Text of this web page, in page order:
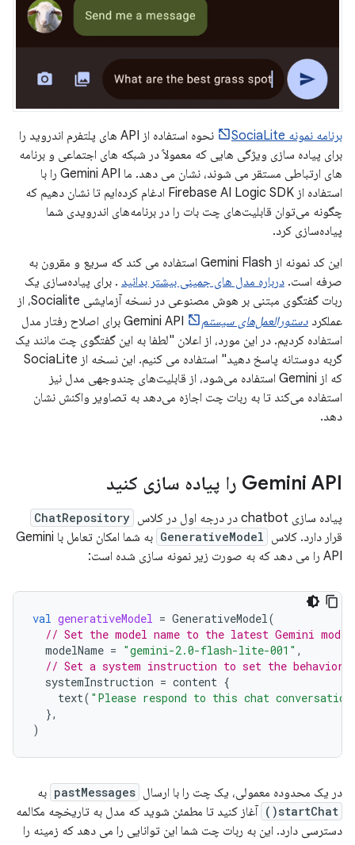
برنامه نمونه SociaLite
نحوه استفاده از API های پلتفرم اندروید را
برای پیاده سازی ویژگی هایی که معمولاً در شبکه های اجتماعی و برنامه
های ارتباطی مستقر می شوند، نشان می دهد. ما Gemini API را با
استفاده از Firebase AI Logic SDK ادغام کرده‌ایم تا نشان دهیم که
چگونه می‌توان قابلیت‌های چت بات را در برنامه‌های اندرویدی شما
پیاده‌سازی کرد.
این کد نمونه از Gemini Flash استفاده می کند که سریع و مقرون به
صرفه است. درباره مدل های جمینی بیشتر بدانید . برای پیاده‌سازی یک
ربات گفتگوی مبتنی بر هوش مصنوعی در نسخه آزمایشی Socialite، از
عملکرد دستورالعمل‌های سیستم
Gemini API برای اصلاح رفتار مدل
استفاده کردیم. در این مورد، از اعلان "لطفا به این گفتگوی چت مانند یک
گربه دوستانه پاسخ دهید" استفاده می کنیم. این نسخه از SociaLite
که از Gemini استفاده می‌شود، از قابلیت‌های چندوجهی مدل نیز
استفاده می‌کند تا به ربات چت اجازه می‌دهد به تصاویر واکنش نشان
دهد.
Gemini API را پیاده سازی کنید
پیاده سازی chatbot در درجه اول در کلاس ChatRepository
قرار دارد. کلاس GenerativeModel
به شما امکان تعامل با Gemini
API را می دهد که به صورت زیر نمونه سازی شده است:
val generativeModel = GenerativeModel(
// Set the model name to the latest Gemini
modelName = "gemini-2.0-flash-lite-001" ,
// Set a system instruction to set the behavior
systemInstruction = content {
text( "Please respond to this chat
},
)
در یک محدوده معمولی، یک چت را با ارسال pastMessages به
startChat()
آغاز کنید تا مطمئن شوید که مدل به تاریخچه مکالمه
دسترسی دارد. این به ربات چت شما این توانایی را می دهد که زمینه را